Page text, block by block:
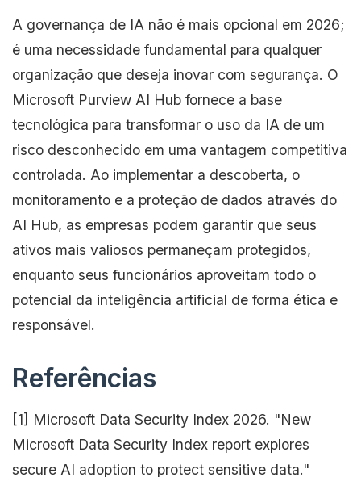
A governança de IA não é mais opcional em 2026;
é uma necessidade fundamental para qualquer
organização que deseja inovar com segurança. O
Microsoft Purview AI Hub fornece a base
tecnológica para transformar o uso da IA de um
risco desconhecido em uma vantagem competitiva
controlada. Ao implementar a descoberta, o
monitoramento e a proteção de dados através do
AI Hub, as empresas podem garantir que seus
ativos mais valiosos permaneçam protegidos,
enquanto seus funcionários aproveitam todo o
potencial da inteligência artificial de forma ética e
responsável.
Referências
[1] Microsoft Data Security Index 2026. "New
Microsoft Data Security Index report explores
secure AI adoption to protect sensitive data."